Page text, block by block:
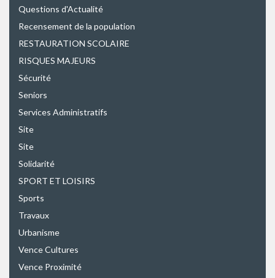
Questions d'Actualité
Recensement de la population
RESTAURATION SCOLAIRE
RISQUES MAJEURS
Sécurité
Seniors
Services Administratifs
Site
Site
Solidarité
SPORT ET LOISIRS
Sports
Travaux
Urbanisme
Vence Cultures
Vence Proximité